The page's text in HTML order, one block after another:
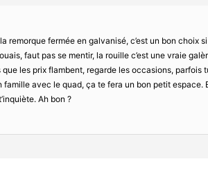
remorque fermée en galvanisé, c’est un bon choix
faut pas se mentir, la rouille c’est une vraie
les prix flambent, regarde les occasions, parfois
famille avec le quad, ça te fera un bon petit espace.
Ah bon ?